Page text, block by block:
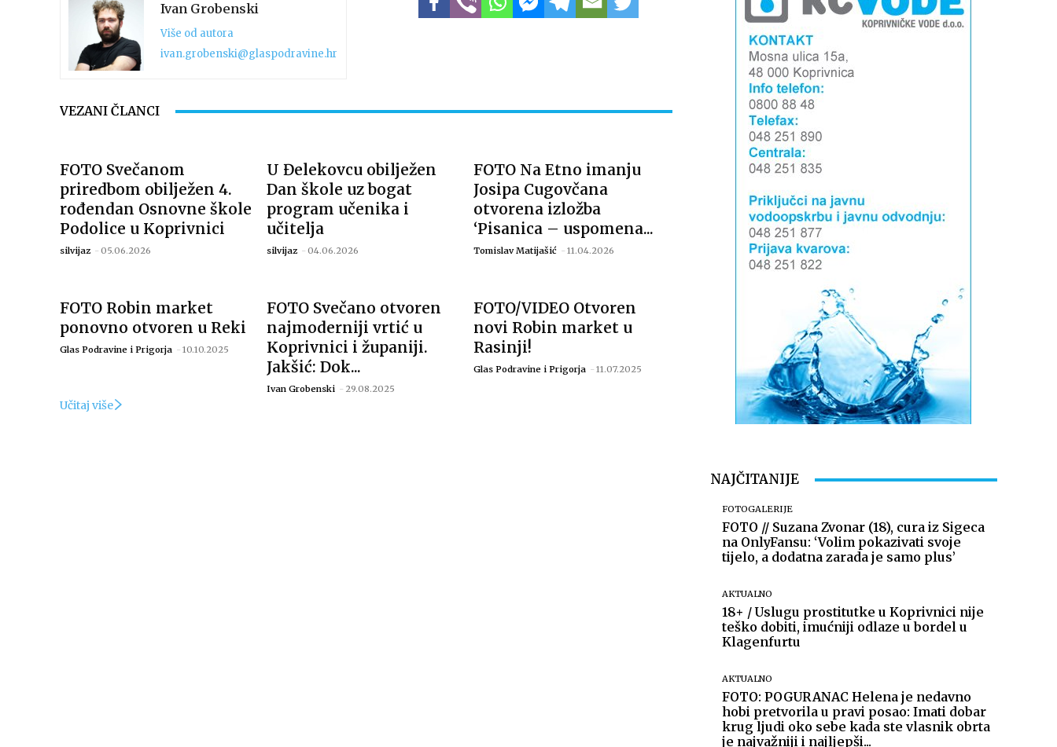
Ivan Grobenski
Više od autora
ivan.grobenski@glaspodravine.hr
VEZANI ČLANCI
FOTO Svečanom
priredbom obilježen 4.
rođendan Osnovne škole
Podolice u Koprivnici
silvijaz - 05.06.2026
U Đelekovcu obilježen
Dan škole uz bogat
program učenika i
učitelja
silvijaz - 04.06.2026
FOTO Na Etno imanju
Josipa Cugovčana
otvorena izložba
‘Pisanica – uspomena...
Tomislav Matijašić - 11.04.2026
FOTO Robin market
ponovno otvoren u Reki
Glas Podravine i Prigorja - 10.10.2025
FOTO Svečano otvoren
najmoderniji vrtić u
Koprivnici i županiji.
Jakšić: Dok...
Ivan Grobenski - 29.08.2025
FOTO/VIDEO Otvoren
novi Robin market u
Rasinji!
Glas Podravine i Prigorja - 11.07.2025
Učitaj više
NAJČITANIJE
FOTOGALERIJE
FOTO // Suzana Zvonar (18), cura iz Sigeca
na OnlyFansu: ‘Volim pokazivati svoje
tijelo, a dodatna zarada je samo plus’
AKTUALNO
18+ / Uslugu prostitutke u Koprivnici nije
teško dobiti, imućniji odlaze u bordel u
Klagenfurtu
AKTUALNO
FOTO: POGURANAC Helena je nedavno
hobi pretvorila u pravi posao: Imati dobar
krug ljudi oko sebe kada ste vlasnik obrta
je najvažniji i najljepši...